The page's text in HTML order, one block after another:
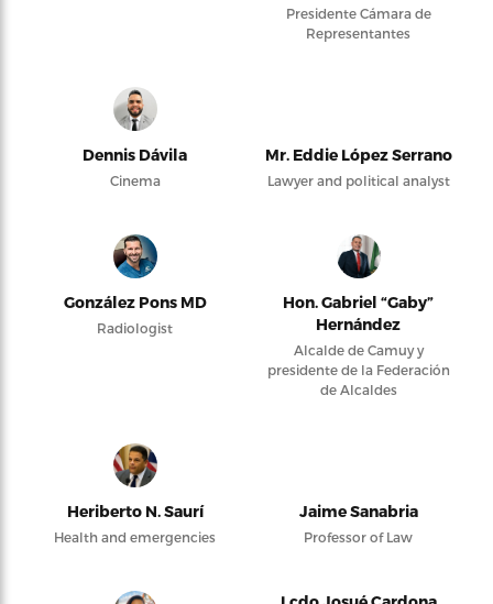
Presidente Cámara de
Representantes
Dennis Dávila
Cinema
Mr. Eddie López Serrano
Lawyer and political analyst
González Pons MD
Radiologist
Hon. Gabriel “Gaby”
Hernández
Alcalde de Camuy y
presidente de la Federación
de Alcaldes
Heriberto N. Saurí
Health and emergencies
Jaime Sanabria
Professor of Law